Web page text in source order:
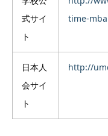
式サイ
ト
time-mba
日本人
会サイ
ト
http://